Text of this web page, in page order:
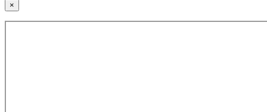
×